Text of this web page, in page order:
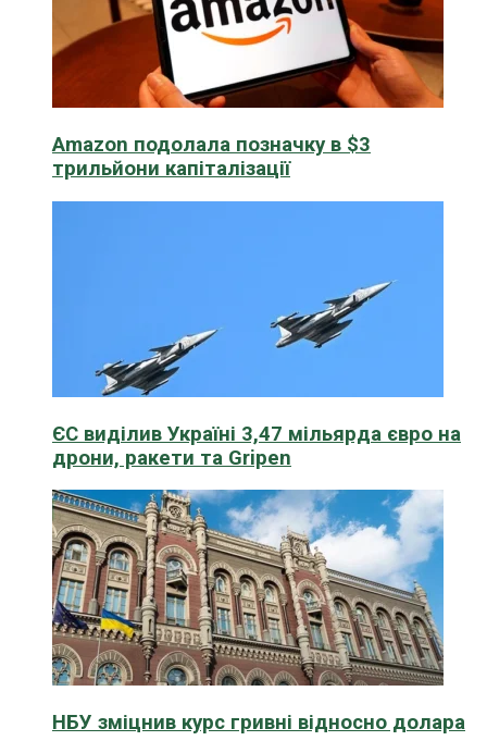
Amazon подолала позначку в $3
трильйони капіталізації
ЄС виділив Україні 3,47 мільярда євро на
дрони, ракети та Gripen
НБУ зміцнив курс гривні відносно долара